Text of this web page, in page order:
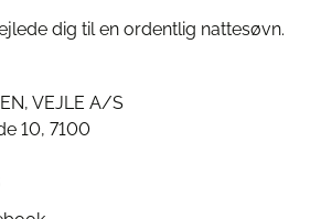
dig til en ordentlig nattesøvn.
VEJLE A/S
10, 7100